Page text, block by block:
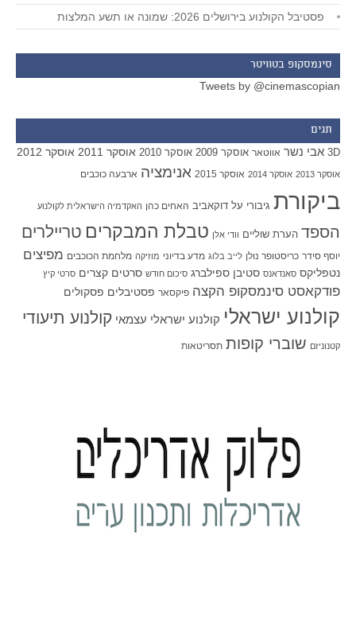
פסטיבל הקולנוע בירושלים 2026: שמונה או תשע המלצות
סינמסקופ בטוויטר
Tweets by @cinemascopian
תגים
3D אבי נשר אווטאר אוסקר 2009 אוסקר 2010 אוסקר 2011 אוסקר 2012
אוסקר 2013 אוסקר 2014 אוסקר 2015 אנימציה ארבעה כוכבים
ביקורת גיבורי על דוקאביב האחים כהן האקדמיה הישראלית לקולנוע
הספד הערת שוליים וודי אלן טבלת המבקרים טריילרים
יוסף סידר כריסטופר נולן לייב בלוג מדע בדיוני מוזיקה מלחמת הכוכבים מפיצים
נטפליקס סאנדאנס סטיבן ספילברג סיכום חודש סרטים קצרים סרטי קיץ
פודקאסט סינמסקופ הקצה פיקסאר פסטיבלים פסקולים
קולנוע ישראלי קולנוע ישראלי עצמאי קולנוע תיעודי
קטנוניזם שוברי קופות תסריטאות